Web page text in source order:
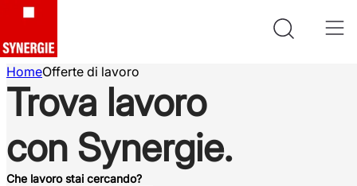
HomeOfferte di lavoro
Trova lavoro
con Synergie.
Che lavoro stai cercando?